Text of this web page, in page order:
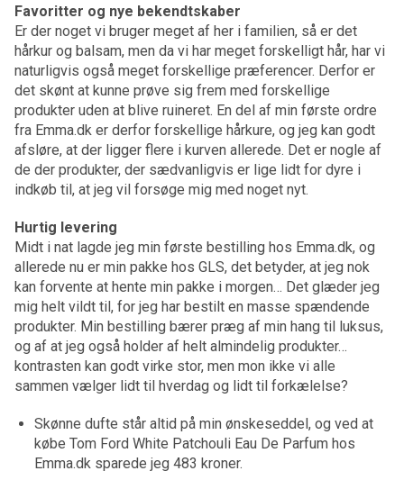
Favoritter og nye bekendtskaber
Er der noget vi bruger meget af her i familien, så er det
hårkur og balsam, men da vi har meget forskelligt hår, har vi
naturligvis også meget forskellige præferencer. Derfor er
det skønt at kunne prøve sig frem med forskellige
produkter uden at blive ruineret. En del af min første ordre
fra Emma.dk er derfor forskellige hårkure, og jeg kan godt
afsløre, at der ligger flere i kurven allerede. Det er nogle af
de der produkter, der sædvanligvis er lige lidt for dyre i
indkøb til, at jeg vil forsøge mig med noget nyt.
Hurtig levering
Midt i nat lagde jeg min første bestilling hos Emma.dk, og
allerede nu er min pakke hos GLS, det betyder, at jeg nok
kan forvente at hente min pakke i morgen… Det glæder jeg
mig helt vildt til, for jeg har bestilt en masse spændende
produkter. Min bestilling bærer præg af min hang til luksus,
og af at jeg også holder af helt almindelig produkter…
kontrasten kan godt virke stor, men mon ikke vi alle
sammen vælger lidt til hverdag og lidt til forkælelse?
Skønne dufte står altid på min ønskeseddel, og ved at
købe Tom Ford White Patchouli Eau De Parfum hos
Emma.dk sparede jeg 483 kroner.